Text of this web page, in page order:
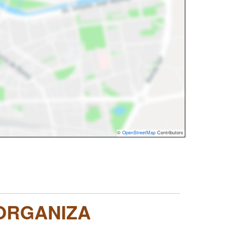
© OpenStreetMap Contributors